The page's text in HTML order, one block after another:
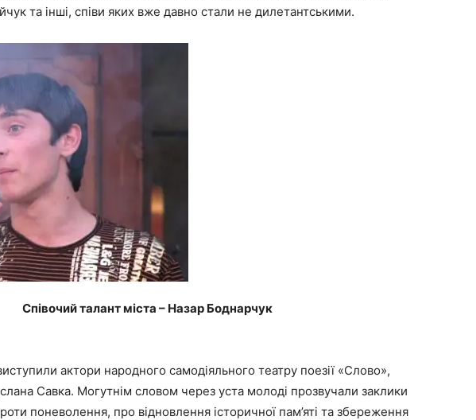
та інші, співи яких вже давно стали не дилетантськими.
Співочий талант міста – Назар Боднарчук
актори народного самодіяльного театру поезії «Слово»,
Савка. Могутнім словом через уста молоді прозвучали заклики
поневолення, про відновлення історичної пам’яті та збереження